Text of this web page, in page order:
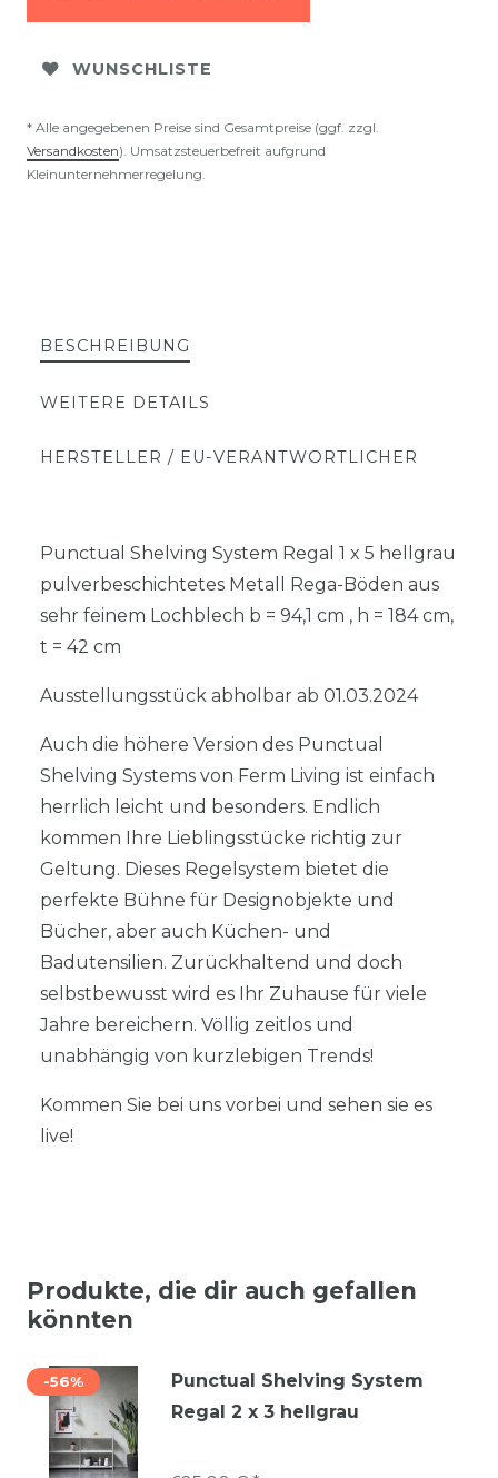
WUNSCHLISTE
* Alle angegebenen Preise sind Gesamtpreise (ggf. zzgl.
Versandkosten). Umsatzsteuerbefreit aufgrund
Kleinunternehmerregelung.
BESCHREIBUNG
WEITERE DETAILS
HERSTELLER / EU-VERANTWORTLICHER
Punctual Shelving System Regal 1 x 5 hellgrau
pulverbeschichtetes Metall Rega-Böden aus
sehr feinem Lochblech b = 94,1 cm , h = 184 cm,
t = 42 cm
Ausstellungsstück abholbar ab 01.03.2024
Auch die höhere Version des Punctual
Shelving Systems von Ferm Living ist einfach
herrlich leicht und besonders. Endlich
kommen Ihre Lieblingsstücke richtig zur
Geltung. Dieses Regelsystem bietet die
perfekte Bühne für Designobjekte und
Bücher, aber auch Küchen- und
Badutensilien. Zurückhaltend und doch
selbstbewusst wird es Ihr Zuhause für viele
Jahre bereichern. Völlig zeitlos und
unabhängig von kurzlebigen Trends!
Kommen Sie bei uns vorbei und sehen sie es
live!
Produkte, die dir auch gefallen
könnten
-56%
Punctual Shelving System
Regal 2 x 3 hellgrau